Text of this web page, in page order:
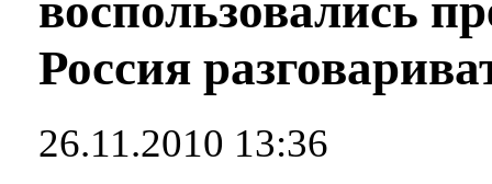
воспользовались
Россия
26.11.2010 13:36